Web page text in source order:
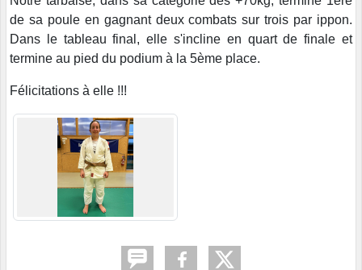
de sa poule en gagnant deux combats sur trois par ippon.
Dans le tableau final, elle s'incline en quart de finale et
termine au pied du podium à la 5ème place.
Félicitations à elle !!!